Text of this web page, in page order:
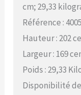
cm; 29,33
Référence :
Hauteur : 202
Largeur : 169
Poids : 29,33
Disponibilité